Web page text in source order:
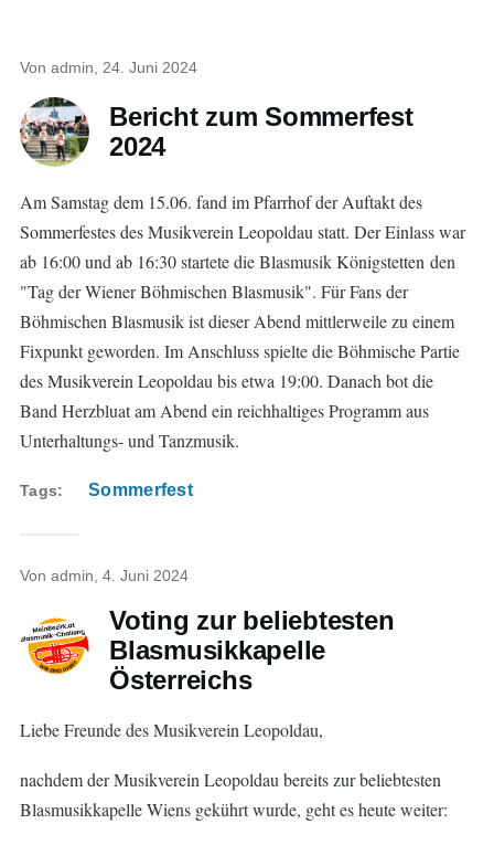
Von admin , 24. Juni 2024
Bericht zum Sommerfest
2024
Am Samstag dem 15.06. fand im Pfarrhof der Auftakt des
Sommerfestes des Musikverein Leopoldau statt. Der Einlass war
ab 16:00 und ab 16:30 startete die Blasmusik Königstetten den
"Tag der Wiener Böhmischen Blasmusik". Für Fans der
Böhmischen Blasmusik ist dieser Abend mittlerweile zu einem
Fixpunkt geworden. Im Anschluss spielte die Böhmische Partie
des Musikverein Leopoldau bis etwa 19:00. Danach bot die
Band Herzbluat am Abend ein reichhaltiges Programm aus
Unterhaltungs- und Tanzmusik.
Tags Sommerfest
Von admin , 4. Juni 2024
Voting zur beliebtesten
Blasmusikkapelle
Österreichs
Liebe Freunde des Musikverein Leopoldau,
nachdem der Musikverein Leopoldau bereits zur beliebtesten
Blasmusikkapelle Wiens gekührt wurde, geht es heute weiter: